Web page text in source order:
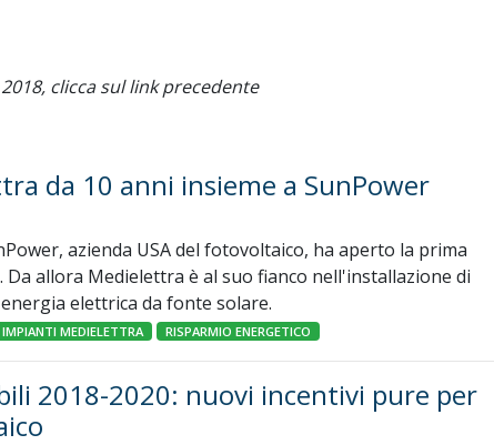
clicca sul link precedente
da 10 anni insieme a SunPower
azienda USA del fotovoltaico, ha aperto la prima
Da allora Medielettra è al suo fianco nell'installazione di
elettrica da fonte solare.
IMPIANTI MEDIELETTRA RISPARMIO ENERGETICO
2018-2020: nuovi incentivi pure per